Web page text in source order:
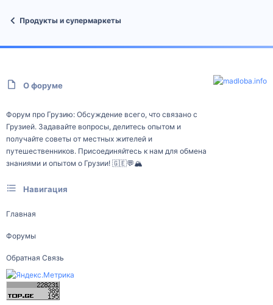
Продукты и супермаркеты
О форуме
Форум про Грузию: Обсуждение всего, что связано с
Грузией. Задавайте вопросы, делитесь опытом и
получайте советы от местных жителей и
путешественников. Присоединяйтесь к нам для обмена
знаниями и опытом о Грузии! 🇬🇪💬🏔️
Навигация
Главная
Форумы
Обратная Связь